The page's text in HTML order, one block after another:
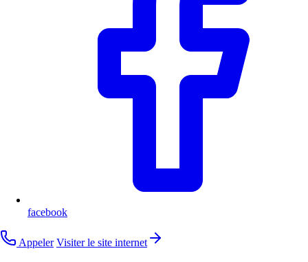
facebook
Appeler Visiter le site internet